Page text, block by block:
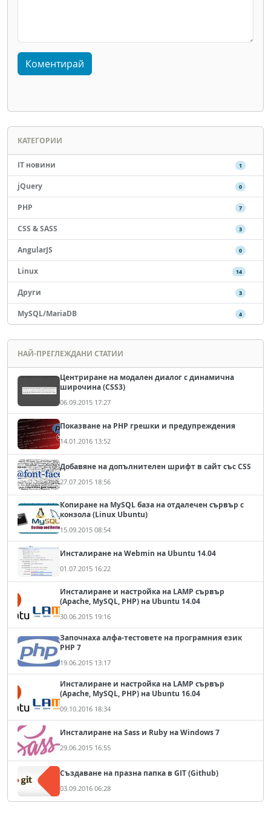
КАТЕГОРИИ
IT новини 1
jQuery 0
PHP 7
CSS & SASS 3
AngularJS 0
Linux 14
Други 3
MySQL/MariaDB 4
НАЙ-ПРЕГЛЕЖДАНИ СТАТИИ
Центриране на модален диалог с динамична
широчина (CSS3)
06.09.2015 17:27
Показване на PHP грешки и предупреждения
14.01.2016 13:52
Добавяне на допълнителен шрифт в сайт със CSS
27.07.2015 18:56
Копиране на MySQL база на отдалечен сървър с
конзола (Linux Ubuntu)
15.09.2015 08:54
Инсталиране на Webmin на Ubuntu 14.04
01.07.2015 16:22
Инсталиране и настройка на LAMP сървър
(Apache, MySQL, PHP) на Ubuntu 14.04
30.06.2015 19:16
Започнаха алфа-тестовете на програмния език
PHP 7
19.06.2015 13:17
Инсталиране и настройка на LAMP сървър
(Apache, MySQL, PHP) на Ubuntu 16.04
09.10.2016 18:34
Инсталиране на Sass и Ruby на Windows 7
29.06.2015 16:55
Създаване на празна папка в GIT (Github)
03.09.2016 06:28